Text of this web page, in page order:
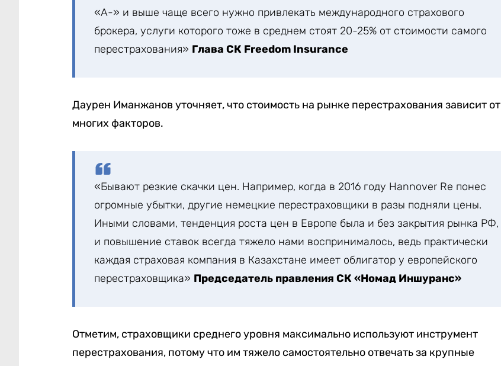
«А-» и выше чаще всего нужно привлекать международного страхового
брокера, услуги которого тоже в среднем стоят 20-25% от стоимости самого
перестрахования» Глава СК Freedom Insurance
Даурен Иманжанов уточняет, что стоимость на рынке перестрахования зависит от
многих факторов.
«Бывают резкие скачки цен. Например, когда в 2016 году Hannover Re понес
огромные убытки, другие немецкие перестраховщики в разы подняли цены.
Иными словами, тенденция роста цен в Европе была и без закрытия рынка РФ,
и повышение ставок всегда тяжело нами воспринималось, ведь практически
каждая страховая компания в Казахстане имеет облигатор у европейского
перестраховщика» Председатель правления СК «Номад Иншуранс»
Отметим, страховщики среднего уровня максимально используют инструмент
перестрахования, потому что им тяжело самостоятельно отвечать за крупные